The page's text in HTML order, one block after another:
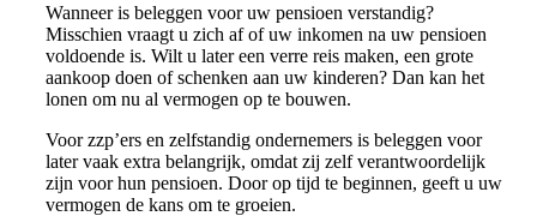
Wanneer is beleggen voor uw pensioen verstandig?
Misschien vraagt u zich af of uw inkomen na uw pensioen
voldoende is. Wilt u later een verre reis maken, een grote
aankoop doen of schenken aan uw kinderen? Dan kan het
lonen om nu al vermogen op te bouwen.
Voor zzp’ers en zelfstandig ondernemers is beleggen voor
later vaak extra belangrijk, omdat zij zelf verantwoordelijk
zijn voor hun pensioen. Door op tijd te beginnen, geeft u uw
vermogen de kans om te groeien.